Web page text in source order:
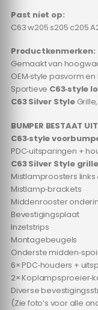
Past niet op:
C63 w205 s205 c205
Productkenmerken:
Gemaakt van
OEM‑style pasvorm
Sportieve C63‑style
C63 Silver Style
BUMPER BESTAAT
C63‑style
PDC‑uitsparingen +
C63 Silver Style grille
Mistlamproosters links
Mistlamp‑brackets
Middenrooster onderin
Bevestigingsplaat
Inzetstrips
Montagebeugels
Onderste
6× PDC‑houders +
2×
Diverse
(Zie foto’s voor alle